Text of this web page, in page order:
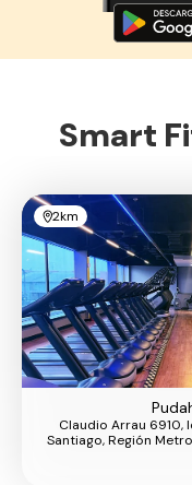
Smart
2km
Claudio Arrau 6910,
Santiago, Región